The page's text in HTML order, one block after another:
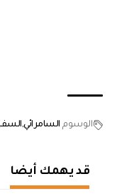
الوسوم السامرائي
قد يهمك أيضا